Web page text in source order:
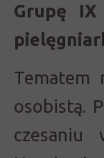
Grupę IX
Tematem
osobistą.
czesaniu